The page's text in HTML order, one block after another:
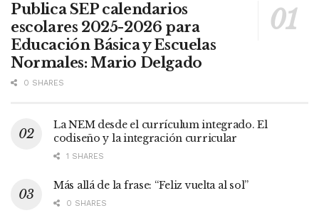
Publica SEP calendarios
escolares 2025-2026 para
Educación Básica y Escuelas
Normales: Mario Delgado
0 SHARES
La NEM desde el currículum integrado. El
codiseño y la integración curricular
1 SHARES
Más allá de la frase: “Feliz vuelta al sol”
0 SHARES